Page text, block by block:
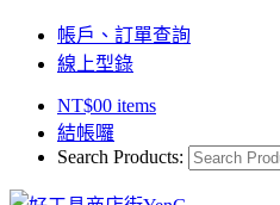
帳戶、訂單查詢
線上型錄
NT$00 items
結帳囉
Search Products: